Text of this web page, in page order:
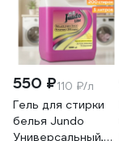
550 ₽110 ₽/л
Гель для стирки
белья Jundo
Универсальный,